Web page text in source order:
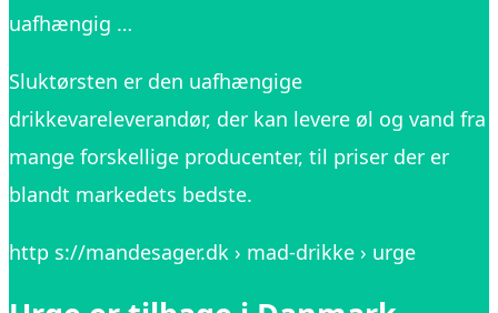
uafhængig …
Sluktørsten er den uafhængige
drikkevareleverandør, der kan levere øl og vand fra
mange forskellige producenter, til priser der er
blandt markedets bedste.
http s://mandesager.dk › mad-drikke › urge